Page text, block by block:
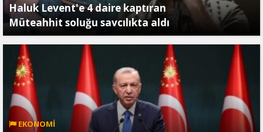
Haluk Levent'e 4 daire kaptıran
Müteahhit soluğu savcılıkta aldı
EKONOMİ